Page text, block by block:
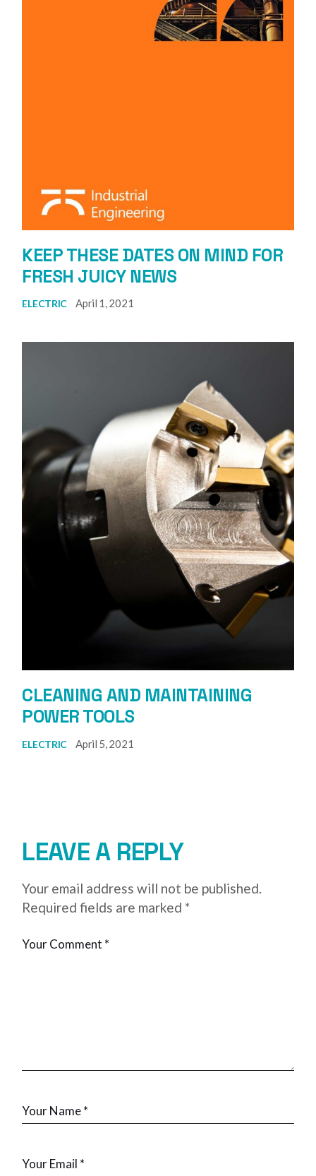
KEEP THESE DATES ON MIND FOR
FRESH JUICY NEWS
ELECTRIC April 1, 2021
CLEANING AND MAINTAINING
POWER TOOLS
ELECTRIC April 5, 2021
LEAVE A REPLY
Your email address will not be published.
Required fields are marked*